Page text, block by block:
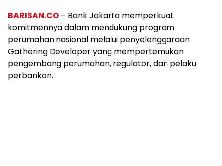
BARISAN.CO – Bank Jakarta memperkuat
komitmennya dalam mendukung program
perumahan nasional melalui penyelenggaraan
Gathering Developer yang mempertemukan
pengembang perumahan, regulator, dan pelaku
perbankan.